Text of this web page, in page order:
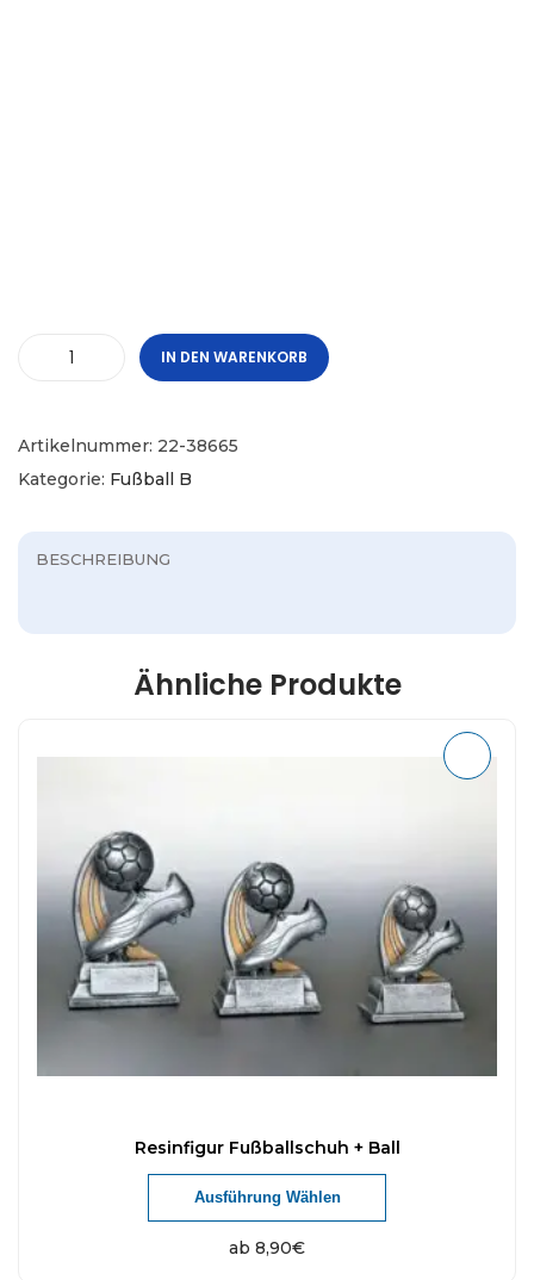
IN DEN WARENKORB
Artikelnummer: 22-38665
Kategorie: Fußball B
BESCHREIBUNG
Ähnliche Produkte
Resinfigur Fußballschuh + Ball
ab 8,90€
Ausführung Wählen